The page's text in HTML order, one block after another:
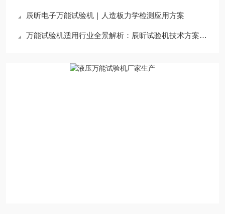
辰昕电子万能试验机｜人造板力学检测应用方案
万能试验机适用行业全景解析：辰昕试验机技术方案适配领域深度指南